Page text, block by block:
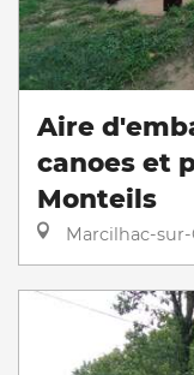
Aire
canoes et
Monteils
Marcilhac-sur-